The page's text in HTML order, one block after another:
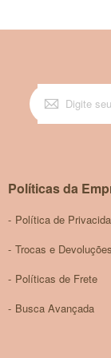
das
patrimônio
Políticas da
Política de
Trocas e
Políticas de Frete
Busca Avançada